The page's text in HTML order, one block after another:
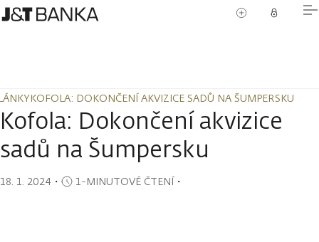
KOFOLA: DOKONČENÍ AKVIZICE SADŮ NA ŠUMPERSKU
KOFOLA: DOKONČENÍ AKVIZICE SADŮ NA ŠUMPERSKU
Kofola: Dokončení akvizice
sadů na Šumpersku
18. 1. 2024 ・ 1-MINUTOVÉ ČTENÍ・